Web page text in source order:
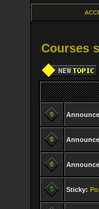
Courses
Sticky: